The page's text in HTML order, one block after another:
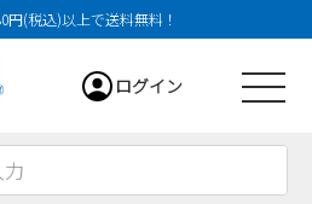
円(税込)以上で送料無料！
ログイン